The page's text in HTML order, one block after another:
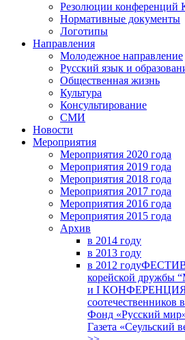
Резолюции
Нормативные документы
Логотипы
Направления
Молодежное направление
Русский язык и
Общественная жизнь
Культура
Консультирование
СМИ
Новости
Мероприятия
Мероприятия 2020 года
Мероприятия 2019 года
Мероприятия 2018 годa
Мероприятия 2017 года
Мероприятия 2016 года
Мероприятия 2015 года
Архив
в 2014 году
в 2013 году
в 2012 году
корейской дружбы
и I КОНФЕРЕНЦИЯ
соотечественников
Фонд «Русский
Газета «Сеульский